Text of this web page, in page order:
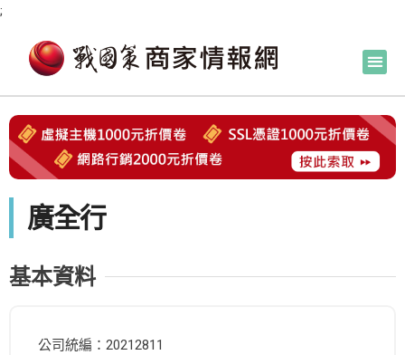
;
廣全行
基本資料
公司統編：20212811